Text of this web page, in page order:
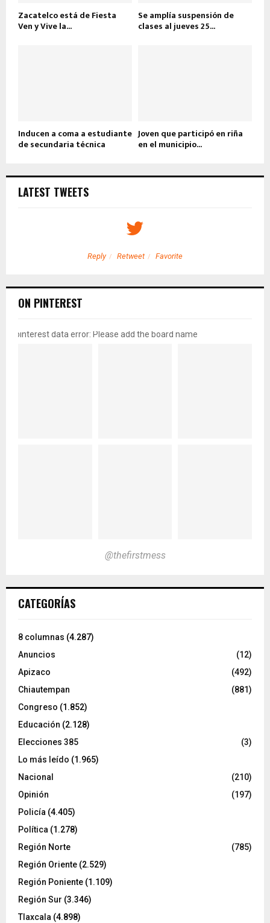
Zacatelco está de Fiesta
Ven y Vive la...
Se amplía suspensión de
clases al jueves 25...
Inducen a coma a estudiante
de secundaria técnica
Joven que participó en riña
en el municipio...
LATEST TWEETS
Reply Retweet Favorite
ON PINTEREST
pinterest data error: Please add the board name
@thefirstmess
CATEGORÍAS
8 columnas (4.287)
Anuncios
(12)
Apizaco
(492)
Chiautempan
(881)
Congreso (1.852)
Educación (2.128)
Elecciones 385
(3)
Lo más leído (1.965)
Nacional
(210)
Opinión
(197)
Policía (4.405)
Política (1.278)
Región Norte
(785)
Región Oriente (2.529)
Región Poniente (1.109)
Región Sur (3.346)
Tlaxcala (4.898)